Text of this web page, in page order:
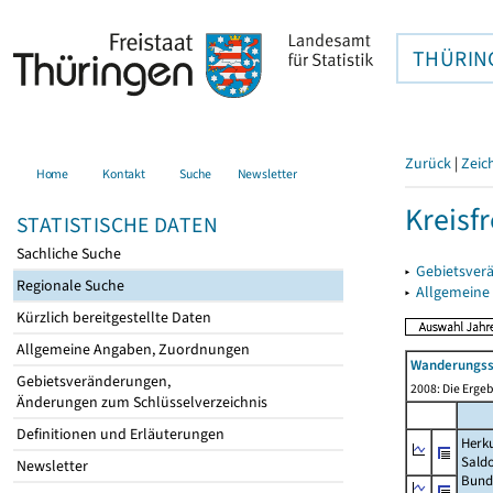
Home Kontakt Suche Newsletter
STATISTISCHE DATEN
Sachliche Suche
Regionale Suche
Kürzlich bereitgestellte Daten
Allgemeine Angaben, Zuordnungen
Gebietsveränderungen,
Änderungen zum Schlüsselverzeichnis
Definitionen und Erläuterungen
Newsletter
Zurück |
▸
▸
2008: Die